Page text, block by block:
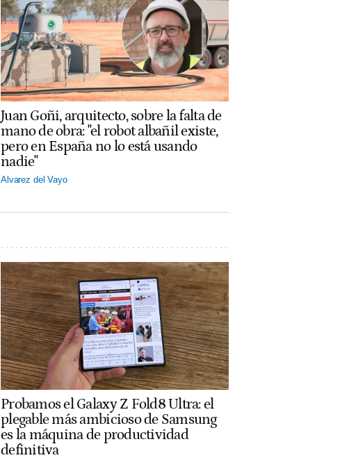
Juan Goñi, arquitecto, sobre la falta de
mano de obra: "el robot albañil existe,
pero en España no lo está usando
nadie"
Alvarez del Vayo
Probamos el Galaxy Z Fold8 Ultra: el
plegable más ambicioso de Samsung
es la máquina de productividad
definitiva